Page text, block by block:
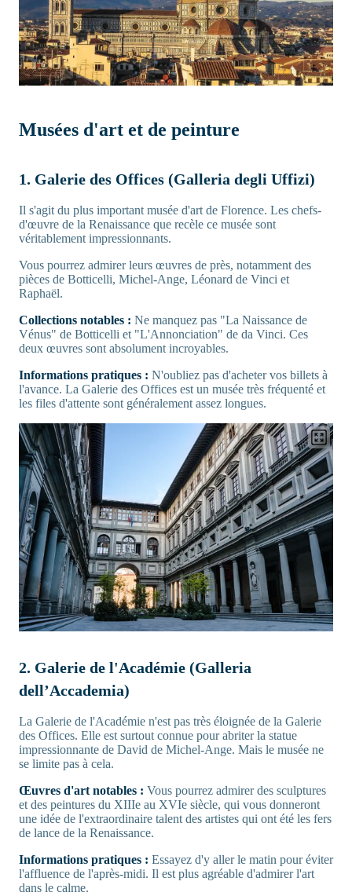
Musées d'art et de peinture
1. Galerie des Offices (Galleria degli Uffizi)
Il s'agit du plus important musée d'art de Florence. Les chefs-
d'œuvre de la Renaissance que recèle ce musée sont
véritablement impressionnants.
Vous pourrez admirer leurs œuvres de près, notamment des
pièces de Botticelli, Michel-Ange, Léonard de Vinci et
Raphaël.
Collections notables : Ne manquez pas "La Naissance de
Vénus" de Botticelli et "L'Annonciation" de da Vinci. Ces
deux œuvres sont absolument incroyables.
Informations pratiques : N'oubliez pas d'acheter vos billets à
l'avance. La Galerie des Offices est un musée très fréquenté et
les files d'attente sont généralement assez longues.
2. Galerie de l'Académie (Galleria
dell’Accademia)
La Galerie de l'Académie n'est pas très éloignée de la Galerie
des Offices. Elle est surtout connue pour abriter la statue
impressionnante de David de Michel-Ange. Mais le musée ne
se limite pas à cela.
Œuvres d'art notables : Vous pourrez admirer des sculptures
et des peintures du XIIIe au XVIe siècle, qui vous donneront
une idée de l'extraordinaire talent des artistes qui ont été les fers
de lance de la Renaissance.
Informations pratiques : Essayez d'y aller le matin pour éviter
l'affluence de l'après-midi. Il est plus agréable d'admirer l'art
dans le calme.